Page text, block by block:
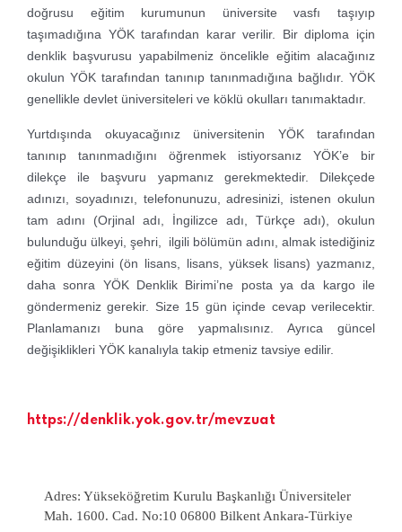
doğrusu eğitim kurumunun üniversite vasfı taşıyıp
taşımadığına YÖK tarafından karar verilir. Bir diploma için
denklik başvurusu yapabilmeniz öncelikle eğitim alacağınız
okulun YÖK tarafından tanınıp tanınmadığına bağlıdır. YÖK
genellikle devlet üniversiteleri ve köklü okulları tanımaktadır.
Yurtdışında okuyacağınız üniversitenin YÖK tarafından
tanınıp tanınmadığını öğrenmek istiyorsanız YÖK’e bir
dilekçe ile başvuru yapmanız gerekmektedir. Dilekçede
adınızı, soyadınızı, telefonunuzu, adresinizi, istenen okulun
tam adını (Orjinal adı, İngilizce adı, Türkçe adı), okulun
bulunduğu ülkeyi, şehri, ilgili bölümün adını, almak istediğiniz
eğitim düzeyini (ön lisans, lisans, yüksek lisans) yazmanız,
daha sonra YÖK Denklik Birimi’ne posta ya da kargo ile
göndermeniz gerekir. Size 15 gün içinde cevap verilecektir.
Planlamanızı buna göre yapmalısınız. Ayrıca güncel
değişiklikleri YÖK kanalıyla takip etmeniz tavsiye edilir.
https://denklik.yok.gov.tr/mevzuat
Adres: Yükseköğretim Kurulu Başkanlığı Üniversiteler
Mah. 1600. Cad. No:10 06800 Bilkent Ankara-Türkiye